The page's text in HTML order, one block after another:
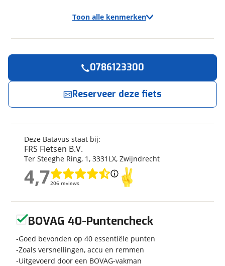
Toon alle kenmerken
Batavus
Model
Fonk 3 2026
Frametype
Framehoogte
53 cm
Wielmaat
28 inch
Nieuw of occasion
Nieuw
Techniek
Transmissie
Naaf
Deze Batavus staat bij:
FRS Fietsen B.V.
Ter Steeghe Ring, 1, 3331LX, Zwijndrecht
4,7206 reviews
4,7
0786123300
Reserveer deze fiets
nu!
FRS Fietsen B.V. neemt snel contact met je op.
Jouw contactgegevens
Naam
E-mailadres
Telefoonnummer (optioneel)
BOVAG 40-Puntencheck
Goed bevonden op 40 essentiële punten
Zoals versnellingen, accu en remmen
Uitgevoerd door een BOVAG-vakman